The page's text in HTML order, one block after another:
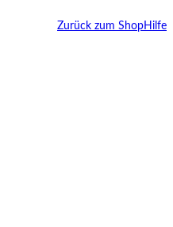
Zurück zum ShopHilfe